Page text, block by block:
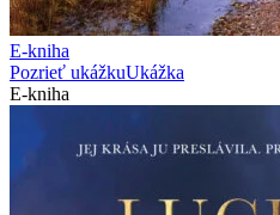
E-kniha
Pozrieť ukážkuUkážka
E-kniha